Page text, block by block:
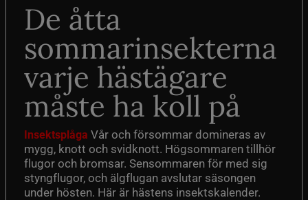
De åtta
sommarinsekterna
varje hästägare
måste ha koll på
Insektsplåga Vår och försommar domineras av
mygg, knott och svidknott. Högsommaren tillhör
flugor och bromsar. Sensommaren för med sig
styngflugor, och älgflugan avslutar säsongen
under hösten. Här är hästens insektskalender.